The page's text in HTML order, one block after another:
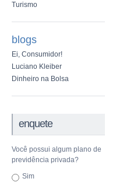
Turismo
blogs
Ei, Consumidor!
Luciano Kleiber
Dinheiro na Bolsa
enquete
Você possui algum plano de
previdência privada?
Sim